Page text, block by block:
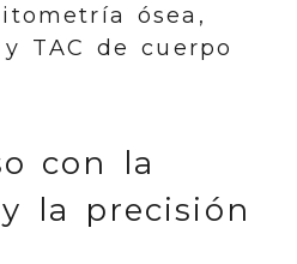
ósea,
TAC de cuerpo
con la
la precisión